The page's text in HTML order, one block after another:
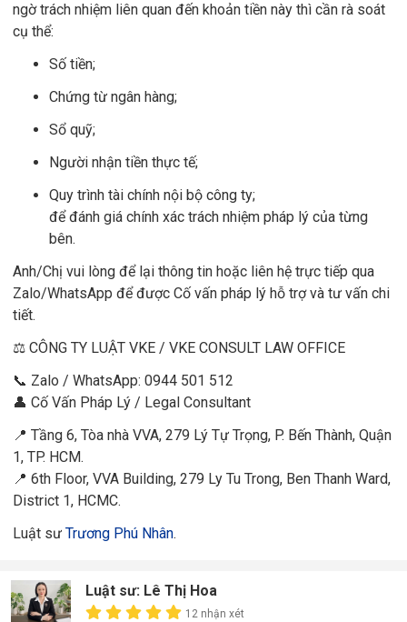
ngờ trách nhiệm liên quan đến khoản tiền này thì cần rà soát
cụ thể:
Số tiền;
Chứng từ ngân hàng;
Sổ quỹ;
Người nhận tiền thực tế;
Quy trình tài chính nội bộ công ty;
để đánh giá chính xác trách nhiệm pháp lý của từng
bên.
Anh/Chị vui lòng để lại thông tin hoặc liên hệ trực tiếp qua
Zalo/WhatsApp để được Cố vấn pháp lý hỗ trợ và tư vấn chi
tiết.
⚖️ CÔNG TY LUẬT VKE / VKE CONSULT LAW OFFICE
📞 Zalo / WhatsApp: 0944 501 512
👤 Cố Vấn Pháp Lý / Legal Consultant
📍 Tầng 6, Tòa nhà VVA, 279 Lý Tự Trọng, P. Bến Thành, Quận
1, TP. HCM.
📍 6th Floor, VVA Building, 279 Ly Tu Trong, Ben Thanh Ward,
District 1, HCMC.
Luật sư Trương Phú Nhân.
Luật sư: Lê Thị Hoa
12 nhận xét